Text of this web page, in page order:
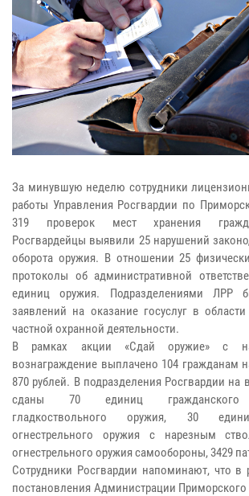
За минувшую неделю сотрудники
работы Управления Росгвардии по
319 проверок мест хранения
Росгвардейцы выявили 25 нарушений
оборота оружия. В отношении 25
протоколы об административной
единиц оружия. Подразделениями ЛРР
заявлений на оказание госуслуг в
частной охранной деятельности.
В рамках акции «Сдай оружие» с
вознаграждение выплачено 104 гражданам
870 рублей. В подразделения Росгвардии на
сданы 70 единиц гражданского
гладкоствольного оружия, 30
огнестрельного оружия с нарезным
огнестрельного оружия самообороны, 3429
Сотрудники Росгвардии напоминают, что в
постановления Администрации Приморского